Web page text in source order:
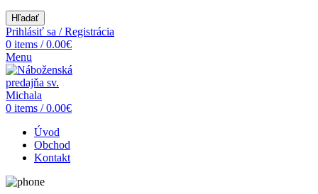
Hľadať
Prihlásiť sa / Registrácia
0 items / 0.00€
Menu
0 items / 0.00€
Úvod
Obchod
Kontakt